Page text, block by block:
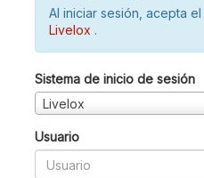
Al iniciar sesión, acepta el
Livelox .
Sistema de inicio de sesión
Livelox
Usuario